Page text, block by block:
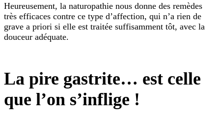
Heureusement, la naturopathie nous donne des remèdes
très efficaces contre ce type d’affection, qui n’a rien de
grave a priori si elle est traitée suffisamment tôt, avec la
douceur adéquate.
La pire gastrite… est celle
que l’on s’inflige !